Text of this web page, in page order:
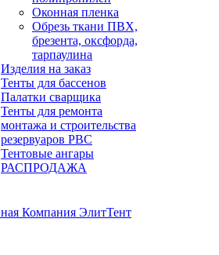
Оконная пленка
Обрезь ткани ПВХ,
брезента, оксфорда,
тарпаулина
Изделия на заказ
Тенты для бассенов
Палатки сварщика
Тенты для ремонта
монтажа и строительства
резервуаров РВС
Тентовые ангары
РАСПРОДАЖА